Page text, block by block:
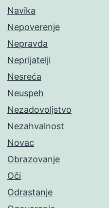
Navika
Nepoverenje
Nepravda
Neprijatelji
Nesreća
Neuspeh
Nezadovoljstvo
Nezahvalnost
Novac
Obrazovanje
Oči
Odrastanje